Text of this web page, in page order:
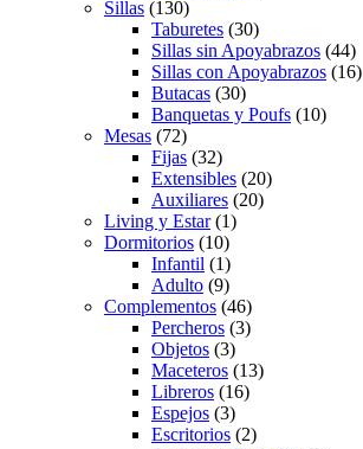
Sillas (130)
Taburetes (30)
Sillas sin Apoyabrazos (44)
Sillas con Apoyabrazos (16)
Butacas (30)
Banquetas y Poufs (10)
Mesas (72)
Fijas (32)
Extensibles (20)
Auxiliares (20)
Living y Estar(1)
Dormitorios (10)
Infantil (1)
Adulto (9)
Complementos (46)
Percheros (3)
Objetos (3)
Maceteros (13)
Libreros (16)
Espejos (3)
Escritorios (2)